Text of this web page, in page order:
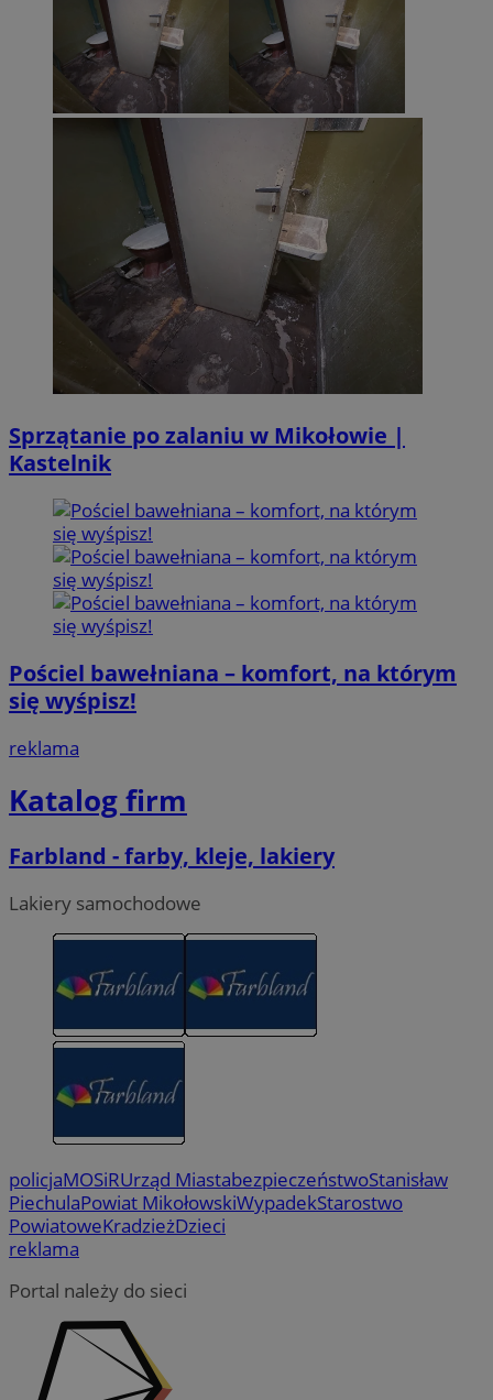
Sprzątanie po zalaniu w Mikołowie |
Kastelnik
Pościel bawełniana – komfort, na którym
się wyśpisz!
reklama
Katalog firm
Farbland - farby, kleje, lakiery
Lakiery samochodowe
policjaMOSiRUrząd MiastabezpieczeństwoStanisław
PiechulaPowiat MikołowskiWypadekStarostwo
PowiatoweKradzieżDzieci
reklama
Portal należy do sieci